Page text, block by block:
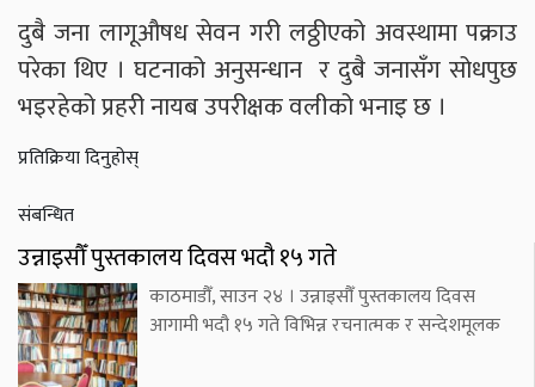
दुबै जना लागूऔषध सेवन गरी लठ्ठीएको अवस्थामा पक्राउ
परेका थिए । घटनाको अनुसन्धान र दुबै जनासँग सोधपुछ
भइरहेको प्रहरी नायब उपरीक्षक वलीको भनाइ छ ।
प्रतिक्रिया दिनुहोस्
संबन्धित
उन्नाइसौँ पुस्तकालय दिवस भदौ १५ गते
काठमाडौँ, साउन २४ । उन्नाइसौँ पुस्तकालय दिवस
आगामी भदौ १५ गते विभिन्न रचनात्मक र सन्देशमूलक